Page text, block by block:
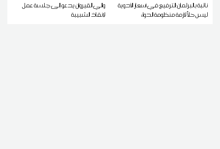
نائبة بالبرلمان:الترفيع في أسعار الأدوية
ليس حلاً لأزمة منظومة الدواء
والي القيروان يدعو إلى جلسة عمل
لإنقاذ الشبيبة